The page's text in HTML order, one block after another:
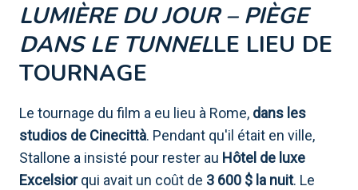
LUMIÈRE DU JOUR – PIÈGE
DANS LE TUNNELLE LIEU DE
TOURNAGE
Le tournage du film a eu lieu à Rome, dans les
studios de Cinecittà. Pendant qu'il était en ville,
Stallone a insisté pour rester au Hôtel de luxe
Excelsiorqui avait un coût de 3 600 $ la nuit. Le